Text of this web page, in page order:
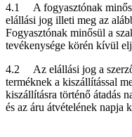
4.1 A fogyasztónak
elállási jog illeti meg az
Fogyasztónak minősül a
tevékenysége körén kívül
4.2 Az elállási jog a
terméknek a kiszállítással
kiszállításra történő átadás
és az áru átvételének napja